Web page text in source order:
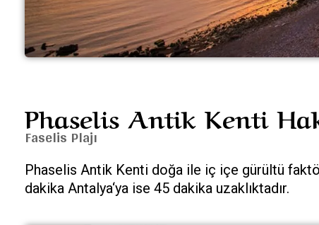
Phaselis Antik Kenti
Faselis Plajı
Phaselis Antik Kenti doğa ile iç içe gürültü
dakika Antalya‘ya ise 45 dakika uzaklıktadır.